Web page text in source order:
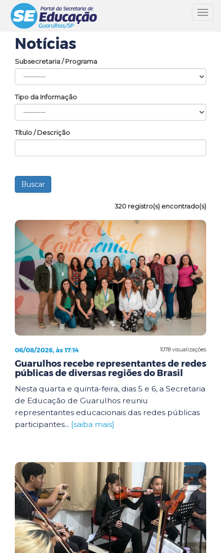
Notícias
Subsecretaria / Programa
Tipo da Informação
Título / Descrição
320 registro(s) encontrado(s)
1078 visualizações
06/08/2026, às 17:14
Guarulhos recebe representantes de redes
públicas de diversas regiões do Brasil
Nesta quarta e quinta-feira, dias 5 e 6, a Secretaria
de Educação de Guarulhos reuniu
representantes educacionais das redes públicas
participantes... [saiba mais]